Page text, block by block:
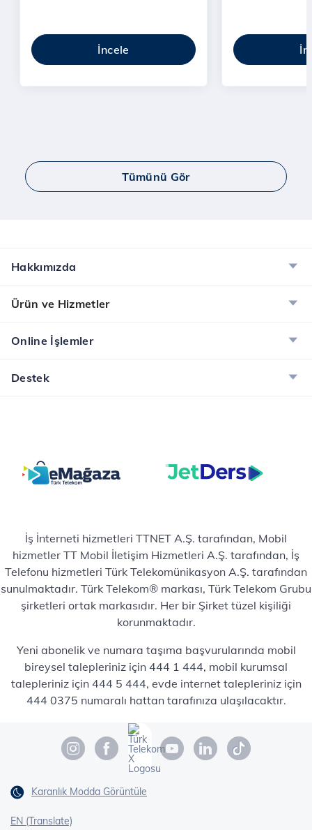
İncele
Tümünü Gör
Hakkımızda
Ürün ve Hizmetler
Online İşlemler
Destek
İş İnterneti hizmetleri TTNET A.Ş. tarafından, Mobil
hizmetler TT Mobil İletişim Hizmetleri A.Ş. tarafından, İş
Telefonu hizmetleri Türk Telekomünikasyon A.Ş. tarafından
sunulmaktadır. Türk Telekom® markası, Türk Telekom Grubu
şirketleri ortak markasıdır. Her bir Şirket tüzel kişiliği
korunmaktadır.
Yeni abonelik ve numara taşıma başvurularında mobil
bireysel talepleriniz için 444 1 444, mobil kurumsal
talepleriniz için 444 5 444, evde internet talepleriniz için
444 0375 numaralı hattan tarafınıza ulaşılacaktır.
Karanlık Modda Görüntüle
EN (Translate)